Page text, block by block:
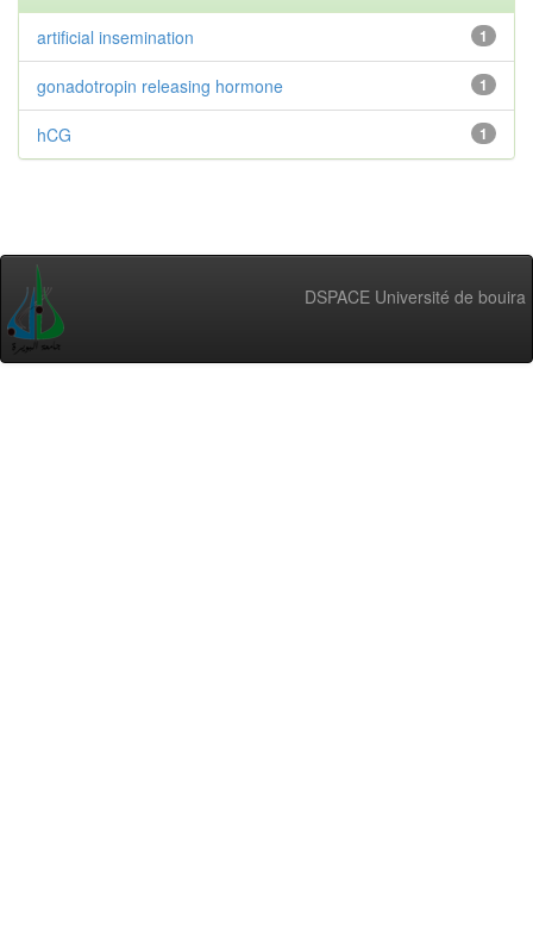
1
artificial insemination
1
gonadotropin releasing hormone
1
hCG
DSPACE Université de bouira